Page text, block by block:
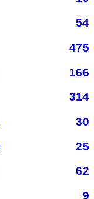
54
475
166
314
30
25
62
9